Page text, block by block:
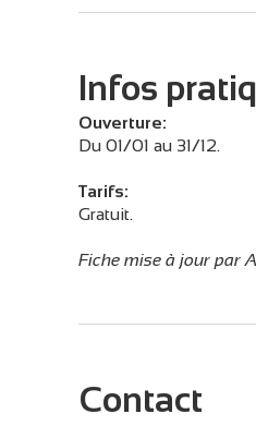
Infos
Ouverture:
Du 01/01 au 31/12.
Tarifs:
Gratuit.
Fiche mise à jour par
Contact